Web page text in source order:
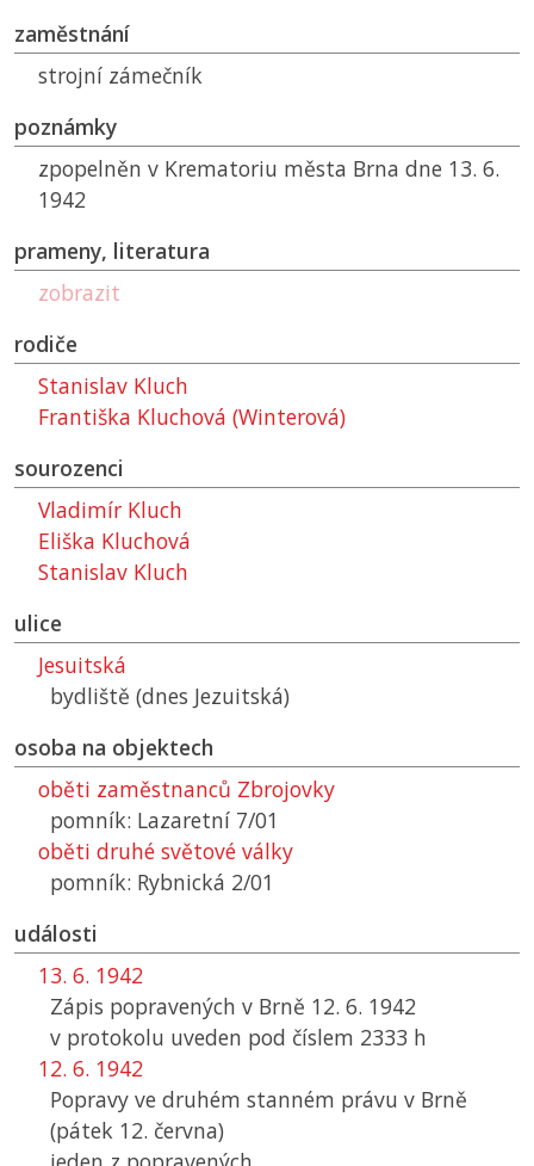
zaměstnání
strojní zámečník
poznámky
zpopelněn v Krematoriu města Brna dne 13. 6.
1942
prameny, literatura
zobrazit
rodiče
Stanislav Kluch
Františka Kluchová (Winterová)
sourozenci
Vladimír Kluch
Eliška Kluchová
Stanislav Kluch
ulice
Jesuitská
bydliště (dnes Jezuitská)
osoba na objektech
oběti zaměstnanců Zbrojovky
pomník: Lazaretní 7/01
oběti druhé světové války
pomník: Rybnická 2/01
události
13. 6. 1942
Zápis popravených v Brně 12. 6. 1942
v protokolu uveden pod číslem 2333 h
12. 6. 1942
Popravy ve druhém stanném právu v Brně
(pátek 12. června)